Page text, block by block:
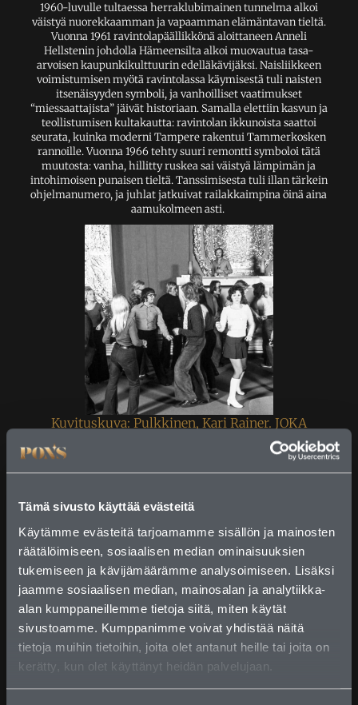
Tämä sivusto käyttää evästeitä
Käytämme evästeitä tarjoamamme sisällön ja mainosten
räätälöimiseen, sosiaalisen median ominaisuuksien
tukemiseen ja kävijämäärämme analysoimiseen. Lisäksi
jaamme sosiaalisen median, mainosalan ja analytiikka-
alan kumppaneillemme tietoja siitä, miten käytät
sivustoamme. Kumppanimme voivat yhdistää näitä
tietoja muihin tietoihin, joita olet antanut heille tai joita on
kerätty, kun olet käyttänyt heidän palvelujaan.
1960-luvulle tultaessa herraklubimainen tunnelma alkoi
väistyä nuorekkaamman ja vapaamman elämäntavan tieltä.
Vuonna 1961 ravintolapäällikkönä aloittaneen Anneli
Hellstenin johdolla Hämeensilta alkoi muovautua tasa-
arvoisen kaupunkikulttuurin edelläkävijäksi. Naisliikkeen
voimistumisen myötä ravintolassa käymisestä tuli naisten
itsenäisyyden symboli, ja vanhoilliset vaatimukset
“miessaattajista” jäivät historiaan. Samalla elettiin kasvun ja
teollistumisen kultakautta: ravintolan ikkunoista saattoi
seurata, kuinka moderni Tampere rakentui Tammerkosken
rannoille. Vuonna 1966 tehty suuri remontti symboloi tätä
muutosta: vanha, hillitty ruskea sai väistyä lämpimän ja
intohimoisen punaisen tieltä. Tanssimisesta tuli illan tärkein
ohjelmanumero, ja juhlat jatkuivat railakkaimpina öinä aina
aamukolmeen asti.
Kuvituskuva: Pulkkinen, Kari Rainer. JOKA
Journalistinen kuva-arkisto. Museovirasto, 1973.
1970-luvulle tultaessa kaupungin iltaelämä sähköistyi
entisestään. Suomeen rantautui aito diskokulttuuri, ja
sisustusarkkitehti Heikki Karjalaisen johdolla tanssiparketti
peräti 2000 lampun kimalteleva valomeri. Diskokuumeesta
huolimatta keittiön rima pysyi korkealla. Sesonkien mukaan
Hämeensilta säilytti maineensa myös kulinaristisena
maamerkkinä.
Talouskasvun ja juppikulttuurin aika
1980-luku oli Suomessa ennennäkemättömän talouskasvun
ja juppikulttuurin aikaa. Suomen Pankin talo tarjosi tälle
siirryttiin yläkertaan nauttimaan menestyksestä, eikä sitä